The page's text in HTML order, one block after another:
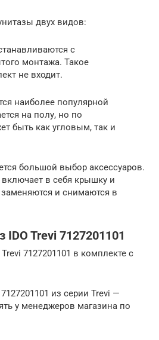
двух видов:
с
монтажа. Такое
не входит.
наиболее популярной
на полу, но по
быть как угловым, так и
большой выбор аксессуаров.
в себя крышку и
и снимаются в
IDO Trevi 7127201101
7127201101 в комплекте с
из серии Trevi —
у менеджеров магазина по